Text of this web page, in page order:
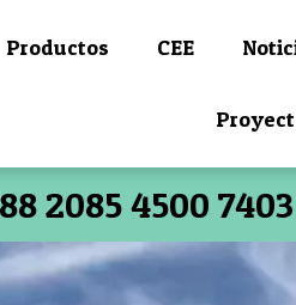
Productos CEE
2085 4500 7403